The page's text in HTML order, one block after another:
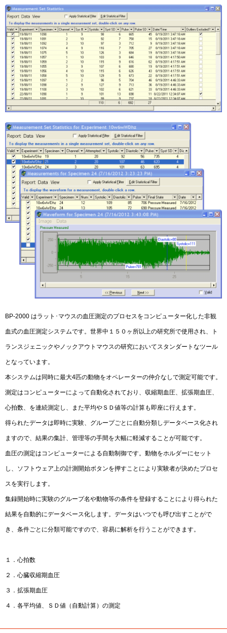
BP-2000 はラット･マウスの血圧測定のプロセスをコンピューター化した非観
血式の血圧測定システムです。世界中１５０ヶ所以上の研究所で使用され、ト
ランスジェニックやノックアウトマウスの研究においてスタンダートなツール
となっています。
本システムは同時に最大4匹の動物をオペレーターの仲介なしで測定可能です。
測定はコンピューターによって自動化されており、収縮期血圧、拡張期血圧、
心拍数、を連続測定し、また平均やＳＤ値等の計算も即座に行えます。
得られたデータは即時に実験、グループごとに自動分類しデータベース化され
ますので、結果の集計、管理等の手間を大幅に軽減することが可能です。
血圧の測定はコンピューターによる自動制御です。動物をホルダーにセット
し、ソフトウェア上の計測開始ボタンを押すことにより実験者が決めたプロセ
スを実行します。
集録開始時に実験のグループ名や動物等の条件を登録することにより得られた
結果を自動的にデータベース化します。データはいつでも呼び出すことがで
き、条件ごとに分類可能ですので、容易に解析を行うことができます。
１．心拍数
２．心臓収縮期血圧
３．拡張期血圧
４．各平均値、ＳＤ値（自動計算）の測定